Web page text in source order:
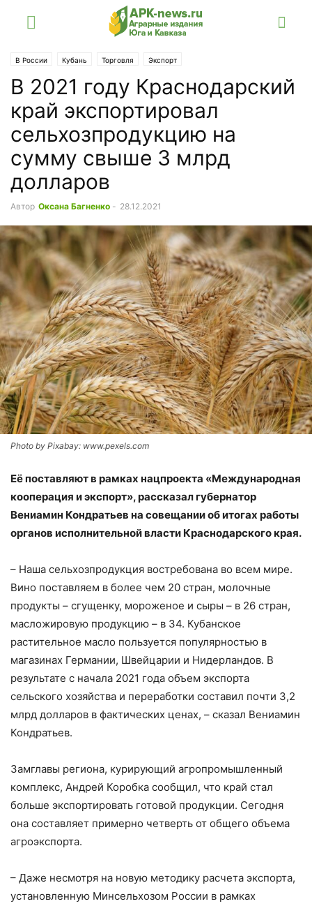
В России Кубань Торговля Экспорт
В 2021 году Краснодарский
край экспортировал
сельхозпродукцию на
сумму свыше 3 млрд
долларов
Автор Оксана Багненко - 28.12.2021
Photo by Pixabay: www.pexels.com
Её поставляют в рамках нацпроекта «Международная
кооперация и экспорт», рассказал губернатор
Вениамин Кондратьев на совещании об итогах работы
органов исполнительной власти Краснодарского края.
– Наша сельхозпродукция востребована во всем мире.
Вино поставляем в более чем 20 стран, молочные
продукты – сгущенку, мороженое и сыры – в 26 стран,
масложировую продукцию – в 34. Кубанское
растительное масло пользуется популярностью в
магазинах Германии, Швейцарии и Нидерландов. В
результате с начала 2021 года объем экспорта
сельского хозяйства и переработки составил почти 3,2
млрд долларов в фактических ценах, – сказал Вениамин
Кондратьев.
Замглавы региона, курирующий агропромышленный
комплекс, Андрей Коробка сообщил, что край стал
больше экспортировать готовой продукции. Сегодня
она составляет примерно четверть от общего объема
агроэкспорта.
– Даже несмотря на новую методику расчета экспорта,
установленную Минсельхозом России в рамках